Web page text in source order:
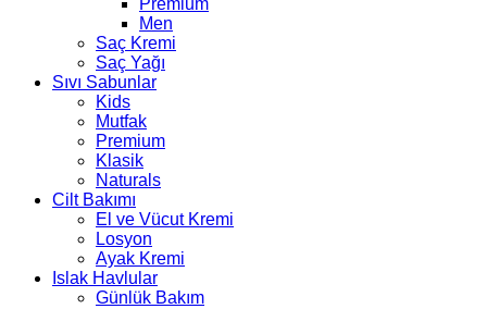
Premium
Men
Saç Kremi
Saç Yağı
Sıvı Sabunlar
Kids
Mutfak
Premium
Klasik
Naturals
Cilt Bakımı
El ve Vücut Kremi
Losyon
Ayak Kremi
Islak Havlular
Günlük Bakım